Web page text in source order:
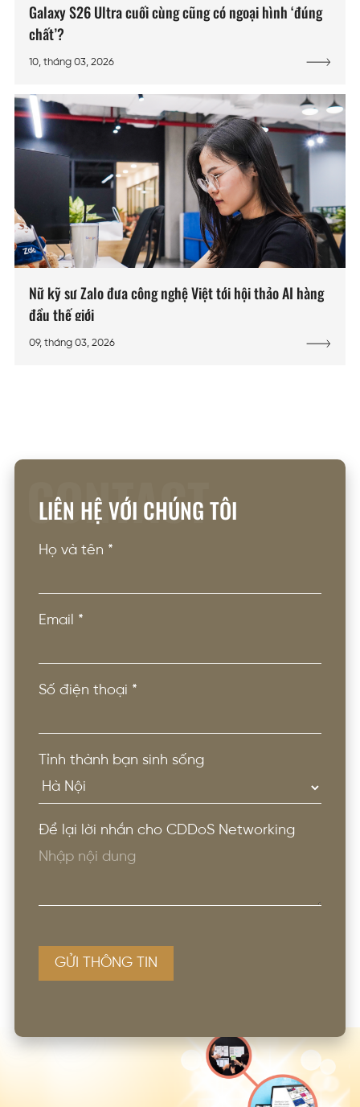
Galaxy S26 Ultra cuối cùng cũng có ngoại hình ‘đúng
chất’?
10, tháng 03, 2026
Nữ kỹ sư Zalo đưa công nghệ Việt tới hội thảo AI hàng
đầu thế giới
09, tháng 03, 2026
CONTACT
LIÊN HỆ VỚI CHÚNG TÔI
Họ và tên *
Email *
Số điện thoại *
Tỉnh thành bạn sinh sống
Để lại lời nhắn cho CDDoS Networking
GỬI THÔNG TIN